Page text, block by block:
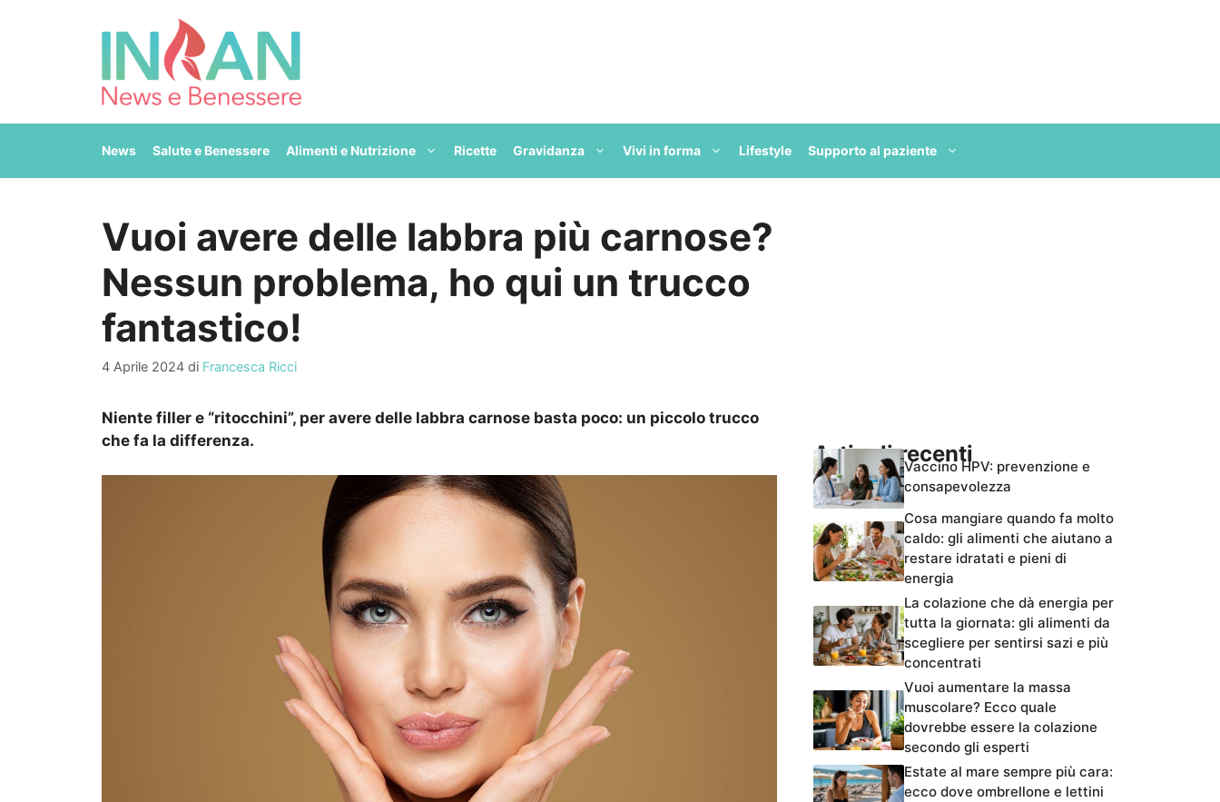
News Salute e Benessere Alimenti e Nutrizione Ricette Gravidanza Vivi in forma Lifestyle Supporto al paziente
Vuoi avere delle labbra più carnose?
Nessun problema, ho qui un trucco
fantastico!
4 Aprile 2024 di Francesca Ricci
Niente filler e “ritocchini”, per avere delle labbra carnose basta poco: un piccolo trucco
che fa la differenza.
Articoli recentiVaccino HPV: prevenzione e
consapevolezza
Cosa mangiare quando fa molto
caldo: gli alimenti che aiutano a
restare idratati e pieni di
energia
La colazione che dà energia per
tutta la giornata: gli alimenti da
scegliere per sentirsi sazi e più
concentrati
Vuoi aumentare la massa
muscolare? Ecco quale
dovrebbe essere la colazione
secondo gli esperti
Estate al mare sempre più cara:
ecco dove ombrellone e lettini